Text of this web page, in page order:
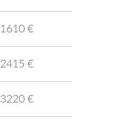
1610 €
2415 €
3220 €